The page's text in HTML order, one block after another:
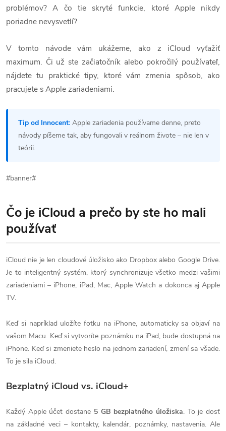
problémov? A čo tie skryté funkcie, ktoré Apple nikdy
poriadne nevysvetlí?
V tomto návode vám ukážeme, ako z iCloud vyťažiť
maximum. Či už ste začiatočník alebo pokročilý používateľ,
nájdete tu praktické tipy, ktoré vám zmenia spôsob, ako
pracujete s Apple zariadeniami.
Tip od Innocent: Apple zariadenia používame denne, preto
návody píšeme tak, aby fungovali v reálnom živote – nie len v
teórii.
#banner#
Čo je iCloud a prečo by ste ho mali
používať
iCloud nie je len cloudové úložisko ako Dropbox alebo Google Drive.
Je to inteligentný systém, ktorý synchronizuje všetko medzi vašimi
zariadeniami – iPhone, iPad, Mac, Apple Watch a dokonca aj Apple
TV.
Keď si napríklad uložíte fotku na iPhone, automaticky sa objaví na
vašom Macu. Keď si vytvoríte poznámku na iPad, bude dostupná na
iPhone. Keď si zmeniete heslo na jednom zariadení, zmení sa všade.
To je sila iCloud.
Bezplatný iCloud vs. iCloud+
Každý Apple účet dostane 5 GB bezplatného úložiska. To je dosť
na základné veci – kontakty, kalendár, poznámky, nastavenia. Ale